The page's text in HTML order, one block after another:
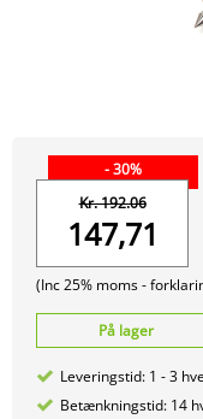
- 30%
Kr. 192.06
147,71
(Inc 25% moms -
På lager
Leveringstid: 1 - 3
Betænkningstid: 14